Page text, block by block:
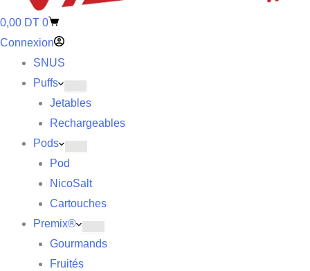
0,00 DT 0
Connexion
SNUS
Puffs
Jetables
Rechargeables
Pods
Pod
NicoSalt
Cartouches
Premix®
Gourmands
Fruités